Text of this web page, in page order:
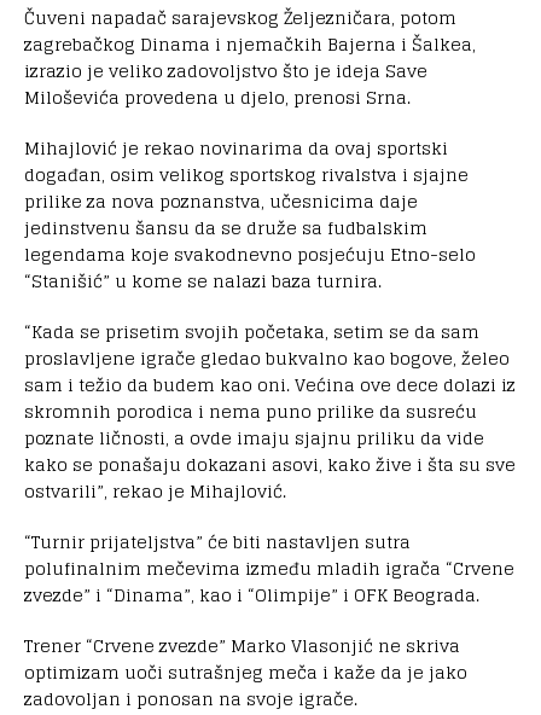
Čuveni napadač sarajevskog Željezničara, potom
zagrebačkog Dinama i njemačkih Bajerna i Šalkea,
izrazio je veliko zadovoljstvo što je ideja Save
Miloševića provedena u djelo, prenosi Srna.
Mihajlović je rekao novinarima da ovaj sportski
događan, osim velikog sportskog rivalstva i sjajne
prilike za nova poznanstva, učesnicima daje
jedinstvenu šansu da se druže sa fudbalskim
legendama koje svakodnevno posjećuju Etno-selo
“Stanišić” u kome se nalazi baza turnira.
“Kada se prisetim svojih početaka, setim se da sam
proslavljene igrače gledao bukvalno kao bogove, želeo
sam i težio da budem kao oni. Većina ove dece dolazi iz
skromnih porodica i nema puno prilike da susreću
poznate ličnosti, a ovde imaju sjajnu priliku da vide
kako se ponašaju dokazani asovi, kako žive i šta su sve
ostvarili”, rekao je Mihajlović.
“Turnir prijateljstva” će biti nastavljen sutra
polufinalnim mečevima između mladih igrača “Crvene
zvezde” i “Dinama”, kao i “Olimpije” i OFK Beograda.
Trener “Crvene zvezde” Marko Vlasonjić ne skriva
optimizam uoči sutrašnjeg meča i kaže da je jako
zadovoljan i ponosan na svoje igrače.